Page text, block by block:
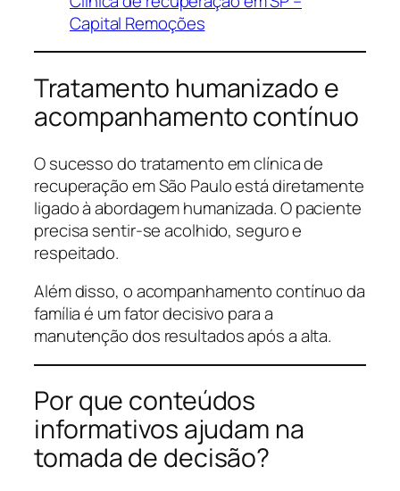
Capital Remoções
Tratamento humanizado e
acompanhamento contínuo
O sucesso do tratamento em clínica de
recuperação em São Paulo está diretamente
ligado à abordagem humanizada. O paciente
precisa sentir-se acolhido, seguro e
respeitado.
Além disso, o acompanhamento contínuo da
família é um fator decisivo para a
manutenção dos resultados após a alta.
Por que conteúdos
informativos ajudam na
tomada de decisão?